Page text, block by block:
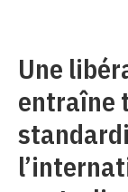
Une
entraîne